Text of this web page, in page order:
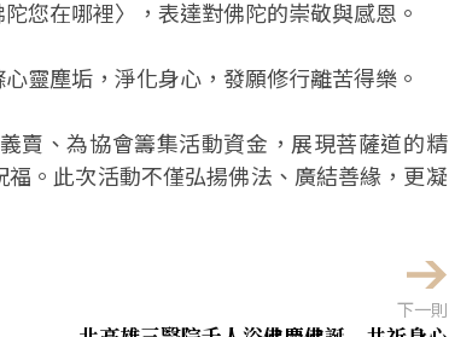
您在哪裡〉，表達對佛陀的崇敬與感恩。
靈塵垢，淨化身心，發願修行離苦得樂。
賣、為協會籌集活動資金，展現菩薩道的精
。此次活動不僅弘揚佛法、廣結善緣，更凝
下一則